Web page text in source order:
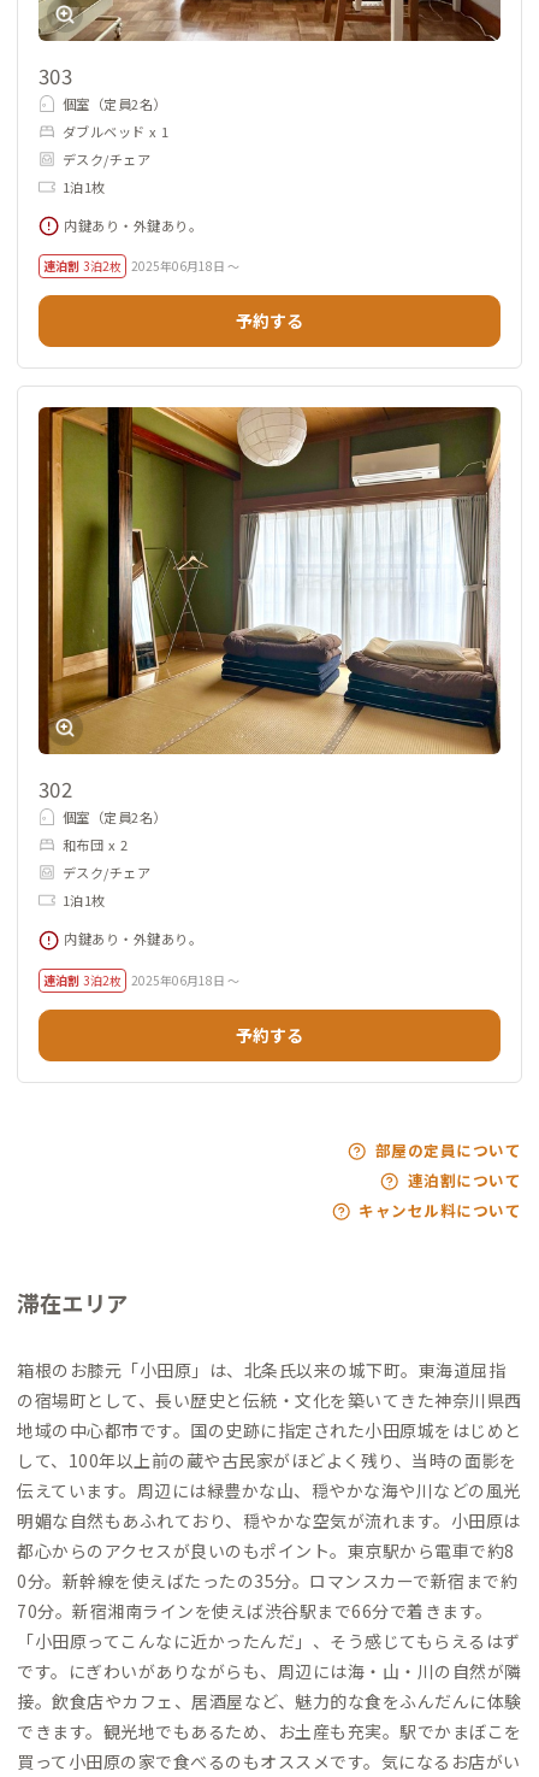
303
個室（定員2名）
ダブルベッド x 1
デスク/チェア
1泊1枚
内鍵あり・外鍵あり。
連泊割 3泊2枚 2025年06月18日 ～
予約する
302
個室（定員2名）
和布団 x 2
デスク/チェア
1泊1枚
内鍵あり・外鍵あり。
連泊割 3泊2枚 2025年06月18日 ～
予約する
部屋の定員について
連泊割について
キャンセル料について
滞在エリア
箱根のお膝元「小田原」は、北条氏以来の城下町。東海道屈指
の宿場町として、長い歴史と伝統・文化を築いてきた神奈川県西
地域の中心都市です。国の史跡に指定された小田原城をはじめと
して、100年以上前の蔵や古民家がほどよく残り、当時の面影を
伝えています。周辺には緑豊かな山、穏やかな海や川などの風光
明媚な自然もあふれており、穏やかな空気が流れます。小田原は
都心からのアクセスが良いのもポイント。東京駅から電車で約8
0分。新幹線を使えばたったの35分。ロマンスカーで新宿まで約
70分。新宿湘南ラインを使えば渋谷駅まで66分で着きます。
「小田原ってこんなに近かったんだ」、そう感じてもらえるはず
です。にぎわいがありながらも、周辺には海・山・川の自然が隣
接。飲食店やカフェ、居酒屋など、魅力的な食をふんだんに体験
できます。観光地でもあるため、お土産も充実。駅でかまぼこを
買って小田原の家で食べるのもオススメです。気になるお店がい